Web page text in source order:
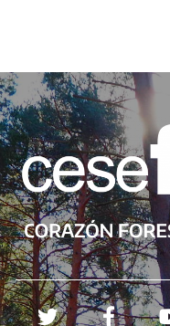
Redes sociales